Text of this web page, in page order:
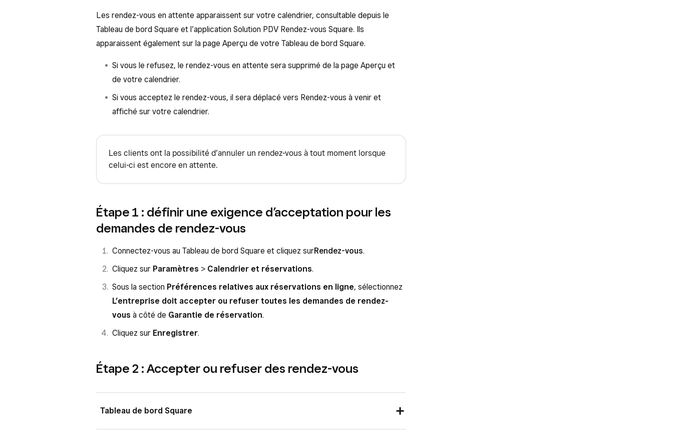
Les rendez-vous en attente apparaissent sur votre calendrier, consultable depuis le
Tableau de bord Square et l’application Solution PDV Rendez-vous Square. Ils
apparaissent également sur la page Aperçu de votre Tableau de bord Square.
Si vous le refusez, le rendez-vous en attente sera supprimé de la page Aperçu et
de votre calendrier.
Si vous acceptez le rendez-vous, il sera déplacé vers Rendez-vous à venir et
affiché sur votre calendrier.
Les clients ont la possibilité d’annuler un rendez-vous à tout moment lorsque
celui-ci est encore en attente.
Étape 1 : définir une exigence d’acceptation pour les
demandes de rendez-vous
Connectez-vous au Tableau de bord Square et cliquez surRendez-vous.
Cliquez sur Paramètres > Calendrier et réservations.
Sous la section Préférences relatives aux réservations en ligne, sélectionnez
L’entreprise doit accepter ou refuser toutes les demandes de rendez-
vous à côté de Garantie de réservation.
Cliquez sur Enregistrer.
Étape 2 : Accepter ou refuser des rendez-vous
Tableau de bord Square